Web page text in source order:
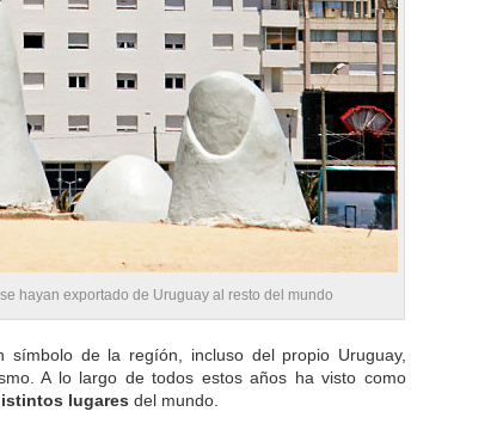
hayan exportado de Uruguay al resto del mundo
símbolo de la regíón, incluso del propio Uruguay,
A lo largo de todos estos años ha visto como
lugares del mundo.